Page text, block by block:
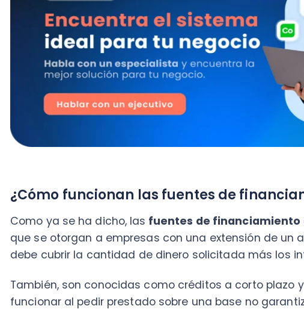
¿Cómo funcionan las fuentes de
Como ya se ha dicho, lasfuentes de financiamiento a
que se otorgan a empresas con una extensión de un año.
debe cubrir la cantidad de dinero solicitada más los
También, son conocidas como créditos a corto plazo y se
Tipos de fuentes de financiamiento a corto
Ahora que ya conoces elconcepto y funcionamiento de
financiamiento a corto plazo, es importante aclarar que
los créditos bancarios y se presentan en varias formas, por
Crédito de proveedores
Sobrevivir el valle de la muerte para las PyMEs puede llegar